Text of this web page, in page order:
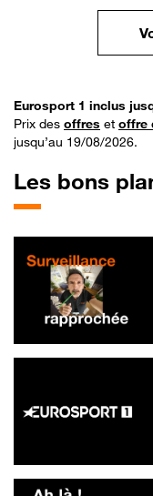
Eurosport 1 inclus
Prix des offres et offre
jusqu’au 19/08/2026.
Les bons